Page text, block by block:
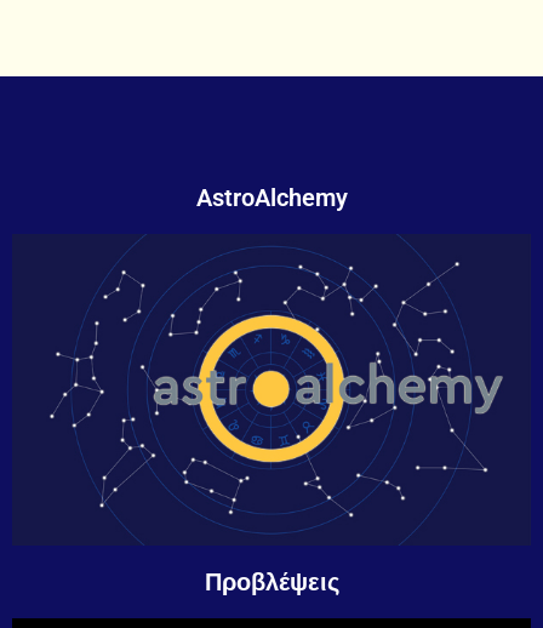
AstroAlchemy
Προβλέψεις